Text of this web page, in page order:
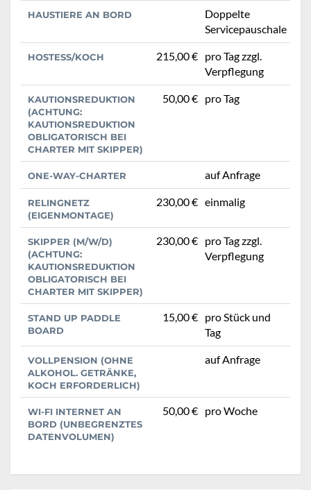
HAUSTIERE AN BORD
Doppelte
Servicepauschale
HOSTESS/KOCH 215,00 € pro Tag zzgl.
Verpflegung
KAUTIONSREDUKTION
(ACHTUNG:
KAUTIONSREDUKTION
OBLIGATORISCH BEI
CHARTER MIT SKIPPER)
50,00 € pro Tag
ONE-WAY-CHARTER auf Anfrage
RELINGNETZ
(EIGENMONTAGE)
230,00 € einmalig
SKIPPER (M/W/D)
(ACHTUNG:
KAUTIONSREDUKTION
OBLIGATORISCH BEI
CHARTER MIT SKIPPER)
230,00 € pro Tag zzgl.
Verpflegung
STAND UP PADDLE
BOARD
15,00 € pro Stück und
Tag
VOLLPENSION (OHNE
ALKOHOL. GETRÄNKE,
KOCH ERFORDERLICH)
auf Anfrage
WI-FI INTERNET AN
BORD (UNBEGRENZTES
DATENVOLUMEN)
50,00 € pro Woche